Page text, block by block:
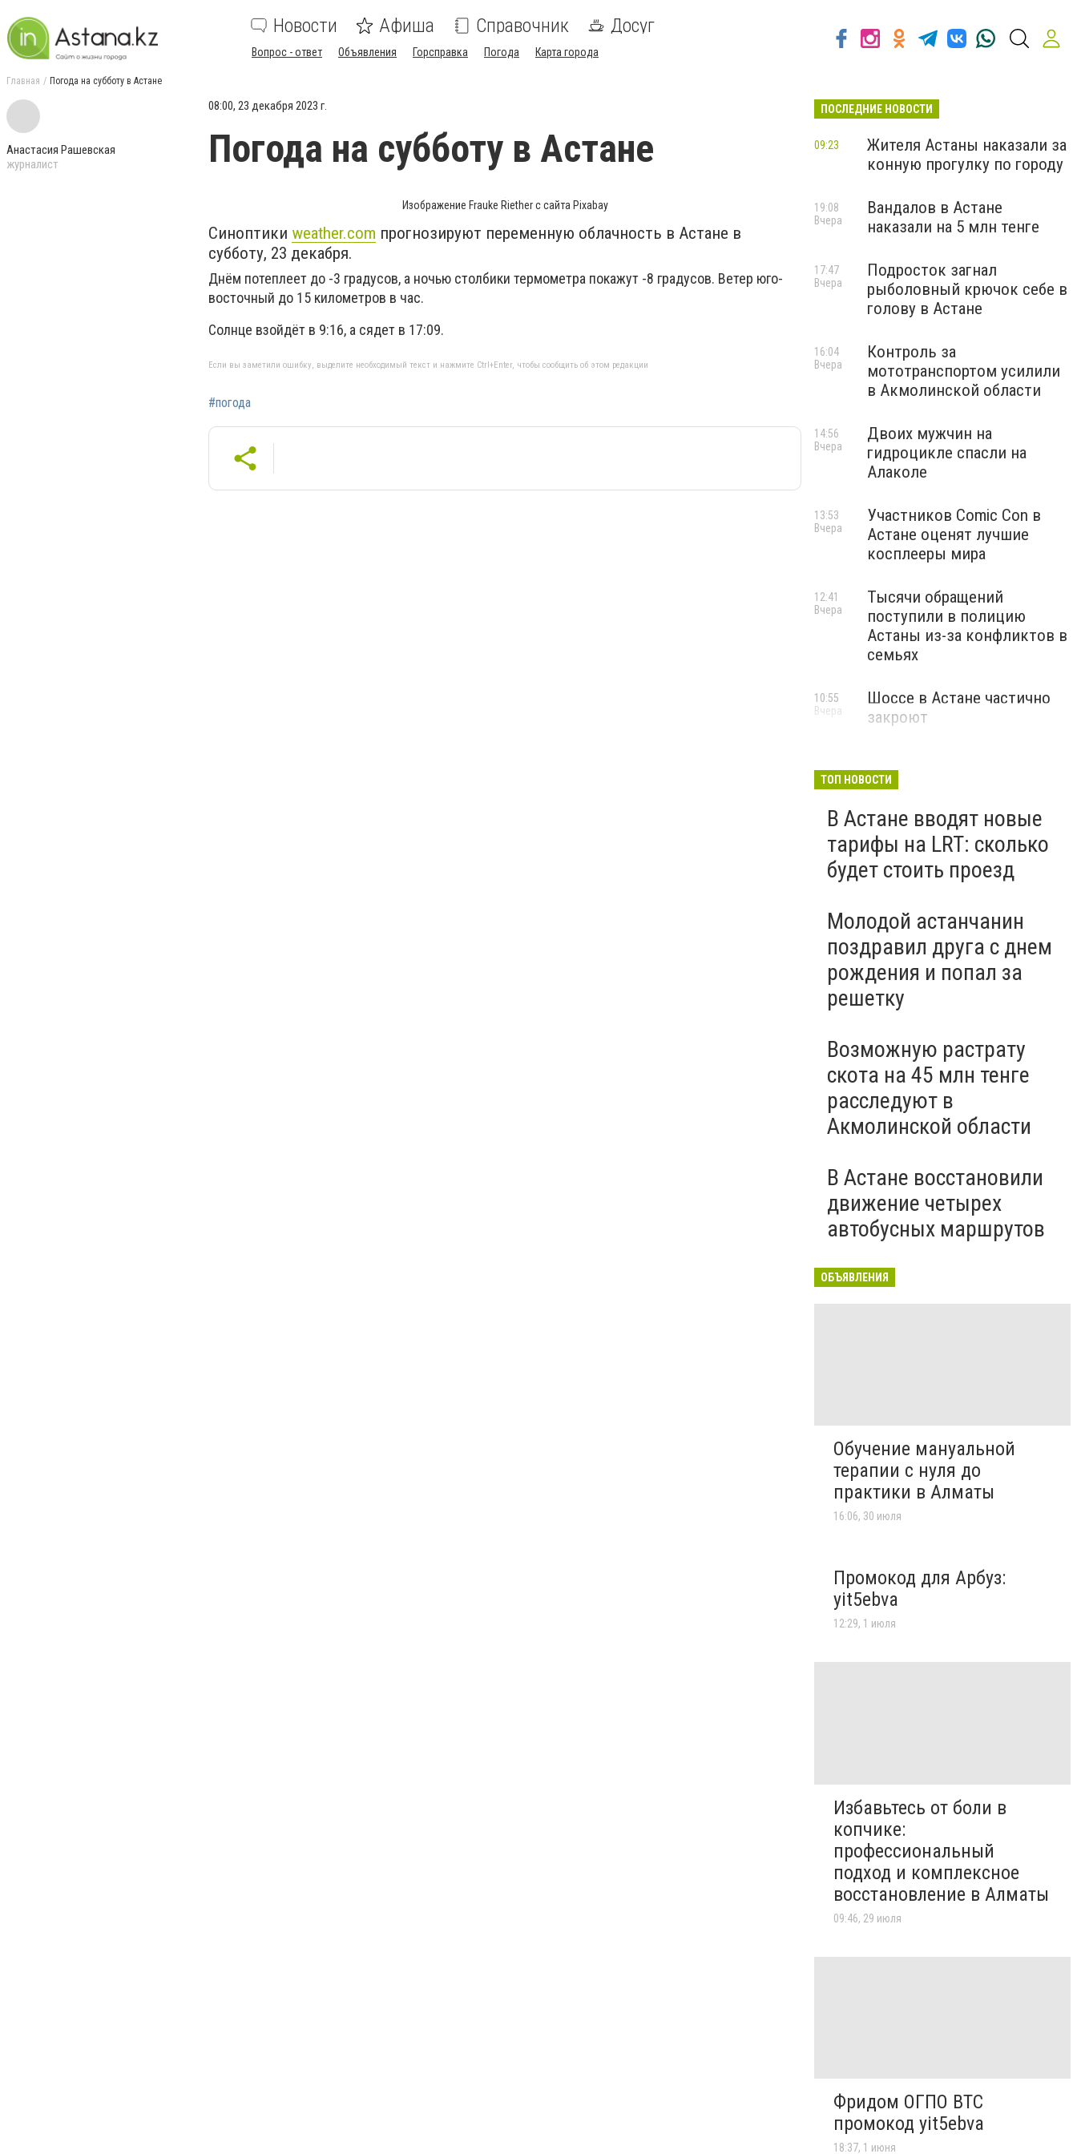
Новости Афиша Справочник Досуг
Вопрос - ответ Объявления Горсправка Погода Карта города
Главная Погода на субботу в Астане
Анастасия Рашевская
журналист
08:00, 23 декабря 2023 г.
Погода на субботу в Астане
Изображение Frauke Riether с сайта Pixabay
Синоптики weather.com прогнозируют переменную облачность в Астане в
субботу, 23 декабря.
Днём потеплеет до -3 градусов, а ночью столбики термометра покажут -8 градусов. Ветер юго-
восточный до 15 километров в час.
Солнце взойдёт в 9:16, а сядет в 17:09.
Если вы заметили ошибку, выделите необходимый текст и нажмите Ctrl+Enter, чтобы сообщить об этом редакции
#погода
ПОСЛЕДНИЕ НОВОСТИ
Жителя Астаны наказали за
конную прогулку по городу
09:23
Вандалов в Астане
наказали на 5 млн тенге
19:08
Вчера
Подросток загнал
рыболовный крючок себе в
голову в Астане
17:47
Вчера
Контроль за
мототранспортом усилили
в Акмолинской области
16:04
Вчера
Двоих мужчин на
гидроцикле спасли на
Алаколе
14:56
Вчера
Участников Comic Con в
Астане оценят лучшие
косплееры мира
13:53
Вчера
Тысячи обращений
поступили в полицию
Астаны из-за конфликтов в
семьях
12:41
Вчера
Шоссе в Астане частично
закроют
10:55
Вчера
ТОП НОВОСТИ
В Астане вводят новые
тарифы на LRT: сколько
будет стоить проезд
Молодой астанчанин
поздравил друга с днем
рождения и попал за
решетку
Возможную растрату
скота на 45 млн тенге
расследуют в
Акмолинской области
В Астане восстановили
движение четырех
автобусных маршрутов
ОБЪЯВЛЕНИЯ
Обучение мануальной
терапии с нуля до
практики в Алматы
16:06, 30 июля
Промокод для Арбуз:
yit5ebva
12:29, 1 июля
Избавьтесь от боли в
копчике:
профессиональный
подход и комплексное
восстановление в Алматы
09:46, 29 июля
Фридом ОГПО ВТС
промокод yit5ebva
18:37, 1 июня